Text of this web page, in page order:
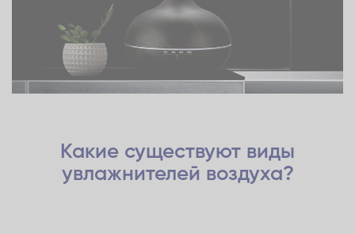
Какие существуют виды
увлажнителей воздуха?